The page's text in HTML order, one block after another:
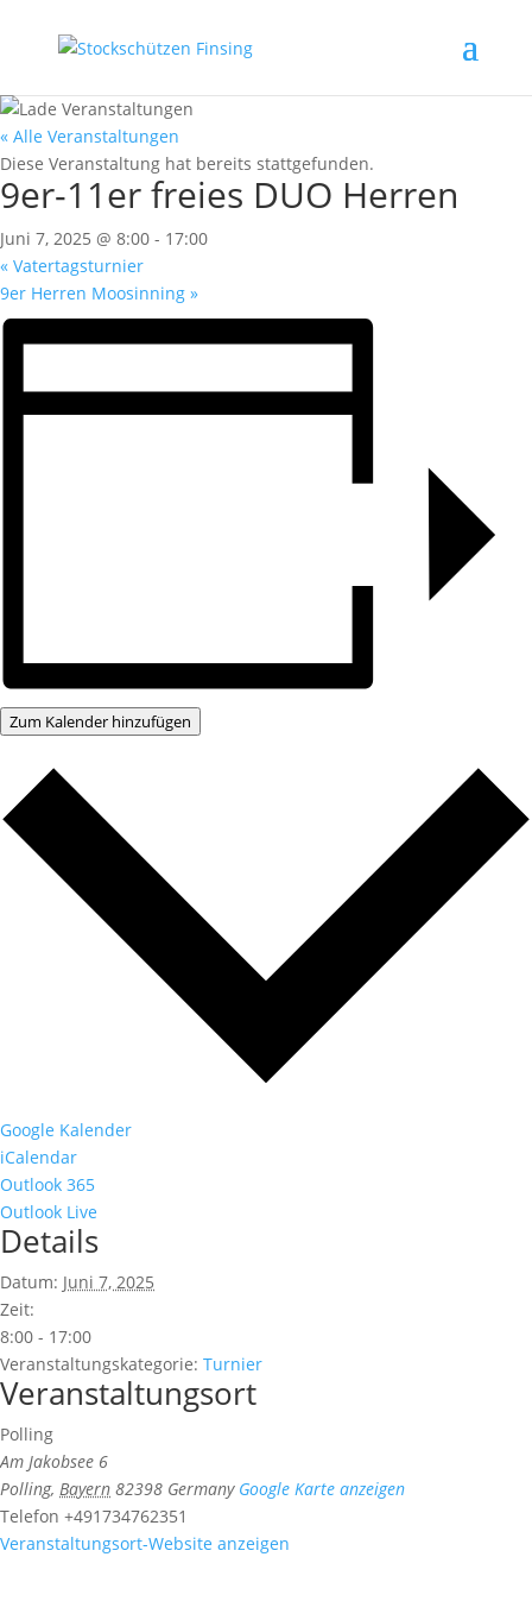
« Alle Veranstaltungen
Diese Veranstaltung hat bereits stattgefunden.
9er-11er freies DUO Herren
Juni 7, 2025 @ 8:00 - 17:00
« Vatertagsturnier
9er Herren Moosinning »
Zum Kalender hinzufügen
Google Kalender
iCalendar
Outlook 365
Outlook Live
Details
Datum: Juni 7, 2025
Zeit:
8:00 - 17:00
Veranstaltungskategorie: Turnier
Veranstaltungsort
Polling
Am Jakobsee 6
Polling, Bayern 82398 Germany Google Karte anzeigen
Telefon +491734762351
Veranstaltungsort-Website anzeigen